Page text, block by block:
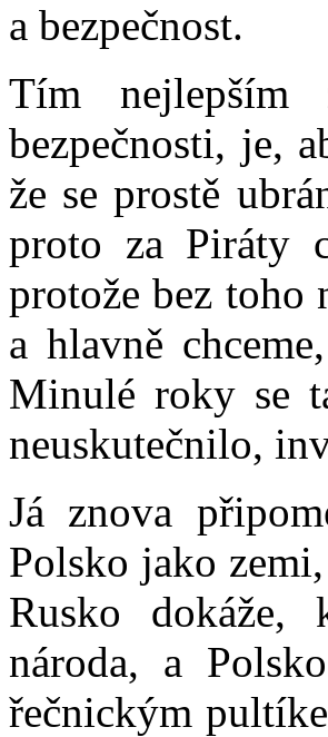
a bezpečnost.
Tím nejlepším
bezpečnosti, je,
že se prostě
proto za Piráty
protože bez toho
a hlavně
Minulé roky se
neuskutečnilo,
Já znova
Polsko jako
Rusko dokáže,
národa, a
řečnickým